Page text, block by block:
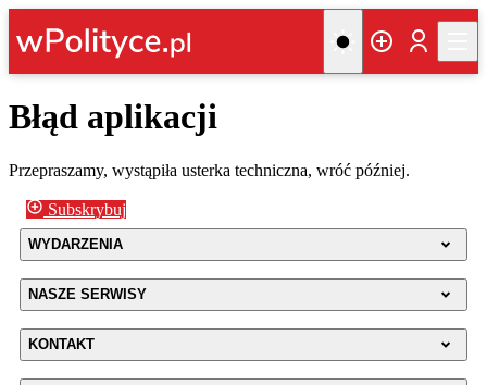
Błąd aplikacji
Przepraszamy, wystąpiła usterka techniczna, wróć później.
Subskrybuj
WYDARZENIA
NASZE SERWISY
KONTAKT